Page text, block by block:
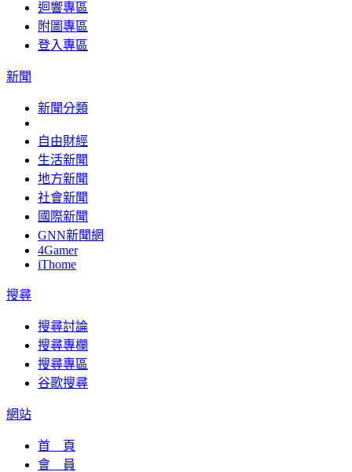
迴響專區
附圖專區
登入專區
新聞
新聞分類
自由財經
生活新聞
地方新聞
社會新聞
國際新聞
GNN新聞網
4Gamer
iThome
搜尋
搜尋討論
搜尋專欄
搜尋專區
谷歌搜尋
網站
首 頁
會 員